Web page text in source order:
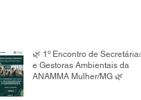
🌿 1º Encontro de Secretárias
e Gestoras Ambientais da
ANAMMA Mulher/MG 🌿